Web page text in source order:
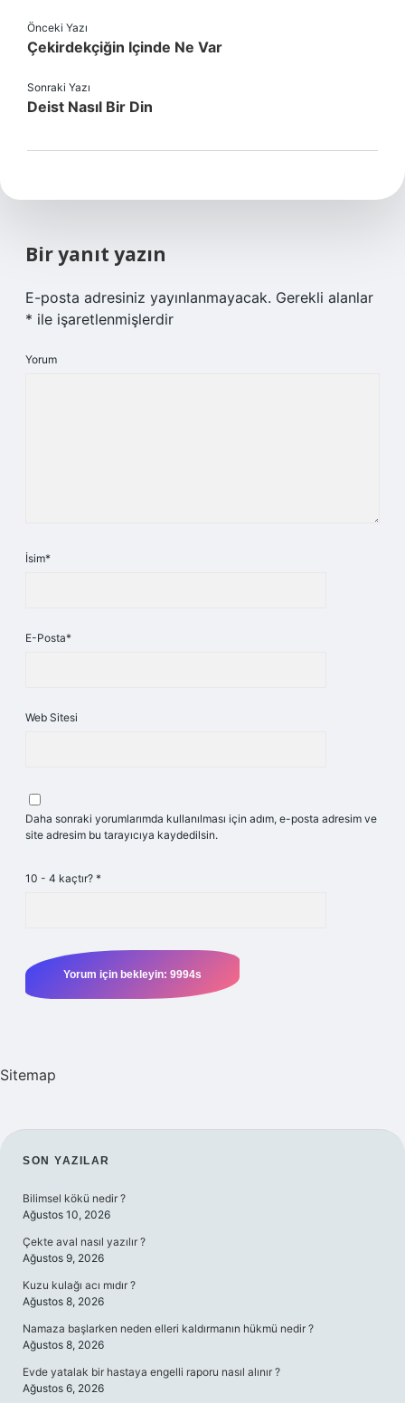
Önceki Yazı
Çekirdekçiğin Içinde Ne Var
Sonraki Yazı
Deist Nasıl Bir Din
Bir yanıt yazın
E-posta adresiniz yayınlanmayacak. Gerekli alanlar
* ile işaretlenmişlerdir
Yorum
İsim*
E-Posta*
Web Sitesi
Daha sonraki yorumlarımda kullanılması için adım, e-posta adresim ve
site adresim bu tarayıcıya kaydedilsin.
10 - 4 kaçtır? *
Sitemap
SIDEBAR
SON YAZILAR
Bilimsel kökü nedir ?
Ağustos 10, 2026
Çekte aval nasıl yazılır ?
Ağustos 9, 2026
Kuzu kulağı acı mıdır ?
Ağustos 8, 2026
Namaza başlarken neden elleri kaldırmanın hükmü nedir ?
Ağustos 8, 2026
Evde yatalak bir hastaya engelli raporu nasıl alınır ?
Ağustos 6, 2026